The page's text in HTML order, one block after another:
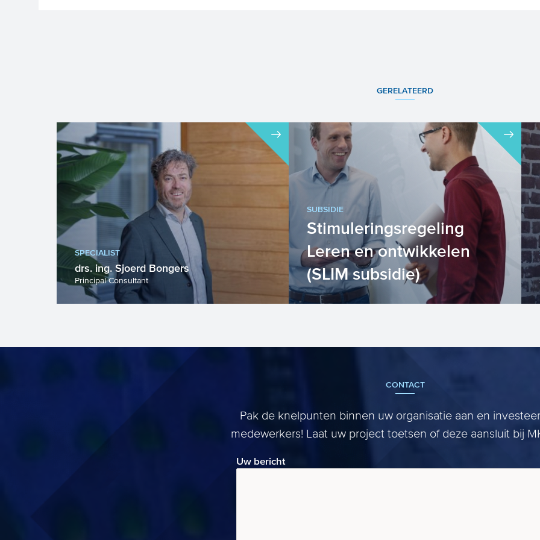
GERELATEERD
SPECIALIST
drs. ing. Sjoerd Bongers
Principal Consultant
SUBSIDIE
Stimuleringsregeling
Leren en ontwikkelen
(SLIM subsidie)
leercurve en ontwikkeling van
CONTACT
Pak de knelpunten binnen uw organisatie aan en
medewerkers! Laat uw project toetsen of deze aansluit bij
Uw bericht